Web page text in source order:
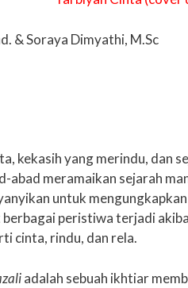
& Soraya Dimyathi, M.Sc
kekasih yang merindu, dan
abad meramaikan sejarah
untuk
peristiwa terjadi
cinta, rindu, dan rela.
adalah sebuah ikhtiar